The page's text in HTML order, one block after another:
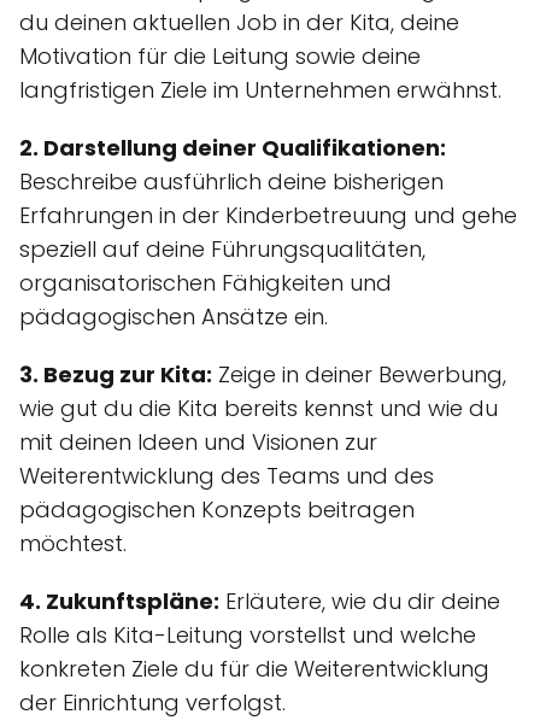
du deinen aktuellen Job in der Kita, deine
Motivation für die Leitung sowie deine
langfristigen Ziele im Unternehmen erwähnst.
2. Darstellung deiner Qualifikationen:
Beschreibe ausführlich deine bisherigen
Erfahrungen in der Kinderbetreuung und gehe
speziell auf deine Führungsqualitäten,
organisatorischen Fähigkeiten und
pädagogischen Ansätze ein.
3. Bezug zur Kita: Zeige in deiner Bewerbung,
wie gut du die Kita bereits kennst und wie du
mit deinen Ideen und Visionen zur
Weiterentwicklung des Teams und des
pädagogischen Konzepts beitragen
möchtest.
4. Zukunftspläne: Erläutere, wie du dir deine
Rolle als Kita-Leitung vorstellst und welche
konkreten Ziele du für die Weiterentwicklung
der Einrichtung verfolgst.